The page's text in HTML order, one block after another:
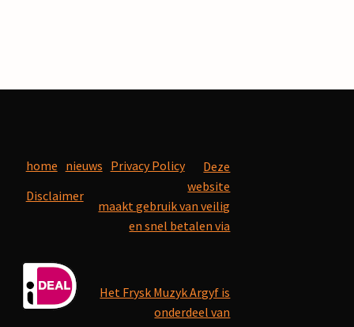
home nieuws Privacy Policy
Disclaimer
Deze
website
maakt gebruik van veilig
en snel betalen via
Het Frysk Muzyk Argyf is
onderdeel van